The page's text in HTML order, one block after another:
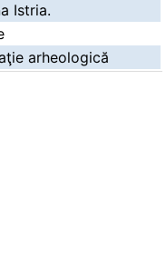
Istria.
arheologică